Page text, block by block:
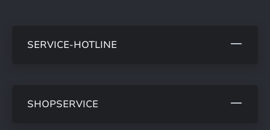
SERVICE-HOTLINE
SHOPSERVICE